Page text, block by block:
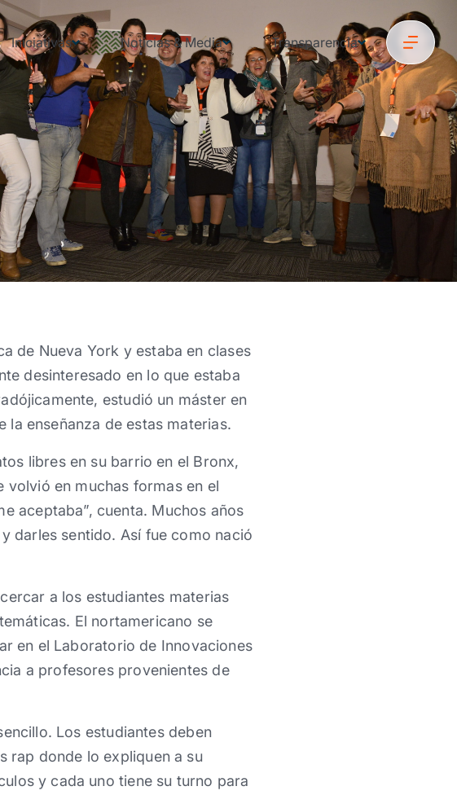
Iniciativas Noticias & Media Transparencia
de Nueva York y estaba en clases
desinteresado en lo que estaba
estudió un máster en
enseñanza de estas materias.
libres en su barrio en el Bronx,
volvió en muchas formas en el
aceptaba”, cuenta. Muchos años
darles sentido. Así fue como nació
a los estudiantes materias
El nortamericano se
en el Laboratorio de Innovaciones
a profesores provenientes de
Los estudiantes deben
rap donde lo expliquen a su
y cada uno tiene su turno para